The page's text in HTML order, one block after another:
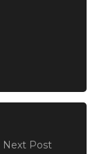
Next Post